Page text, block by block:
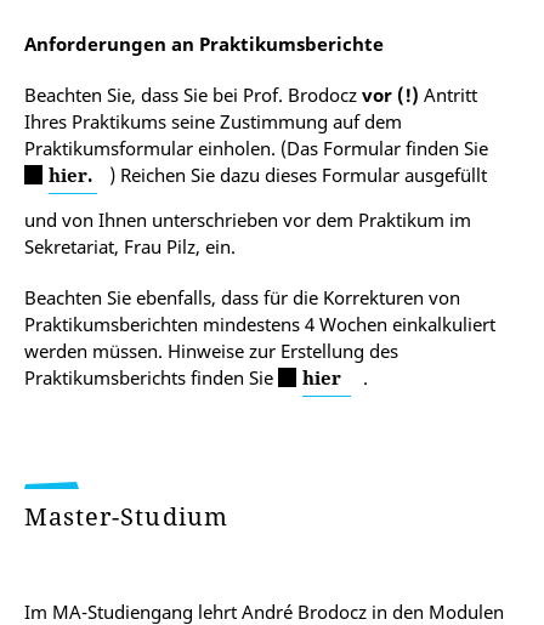
Anforderungen an Praktikumsberichte
Beachten Sie, dass Sie bei Prof. Brodocz vor (!) Antritt
Ihres Praktikums seine Zustimmung auf dem
Praktikumsformular einholen. (Das Formular finden Sie
hier.
) Reichen Sie dazu dieses Formular ausgefüllt
und von Ihnen unterschrieben vor dem Praktikum im
Sekretariat, Frau Pilz, ein.
Beachten Sie ebenfalls, dass für die Korrekturen von
Praktikumsberichten mindestens 4 Wochen einkalkuliert
werden müssen. Hinweise zur Erstellung des
Praktikumsberichts finden Sie
hier .
Master-Studium
Im MA-Studiengang lehrt André Brodocz in den Modulen